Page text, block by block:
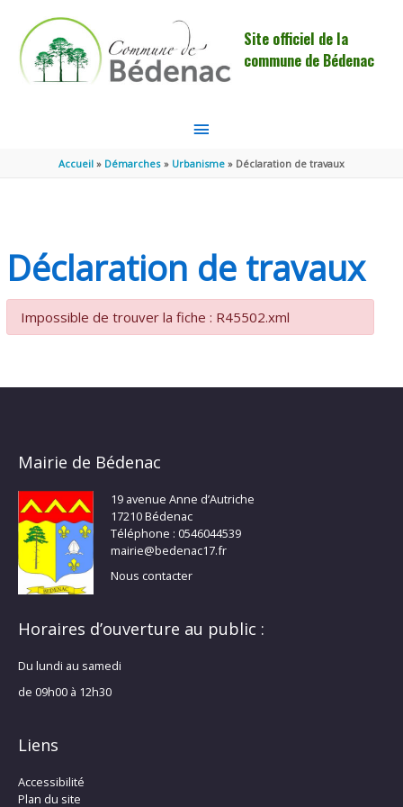
Site officiel de la
commune de Bédenac
MENU
PRINCIPAL
Accueil Démarches Urbanisme Déclaration de travaux
Déclaration de travaux
Impossible de trouver la fiche : R45502.xml
Mairie de Bédenac
19 avenue Anne d’Autriche
17210 Bédenac
Téléphone : 0546044539
mairie@bedenac17.fr
Nous contacter
Horaires d’ouverture au public :
Du lundi au samedi
de 09h00 à 12h30
Liens
Accessibilité
Plan du site